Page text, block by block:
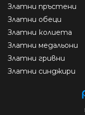
Златни пръстени
Златни обеци
Златни колиета
Златни медальони
Златни гривни
Златни синджири